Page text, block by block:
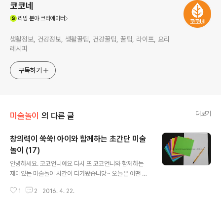
코코네
리빙 분야 크리에이터
생활정보, 건강정보, 생활꿀팁, 건강꿀팁, 꿀팁, 라이프, 요리
레시피
구독하기
미술놀이 의 다른 글 더보기
창의력이 쑥쑥! 아이와 함께하는 초간단 미술
놀이 (17)
안녕하세요. 코코언니에요 다시 또 코코언니와 함께하는
재미있는 미술놀이 시간이 다가왔습니당~ 오늘은 어떤 미
구 뒤져봅니다 ㅋㅋㅋ 이것저것 재료들을 보면서 고민고민
1 2 2016. 4. 22.